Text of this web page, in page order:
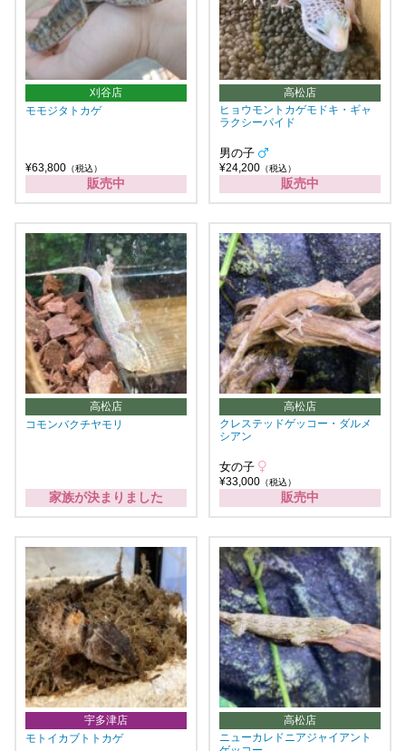
刈谷店
モモジタトカゲ
¥63,800 （税込）
販売中
高松店
ヒョウモントカゲモドキ・ギャ
ラクシーパイド
男の子
¥24,200 （税込）
販売中
高松店
コモンバクチヤモリ
家族が決まりました
高松店
クレステッドゲッコー・ダルメ
シアン
女の子
¥33,000 （税込）
販売中
宇多津店
モトイカブトトカゲ
高松店
ニューカレドニアジャイアント